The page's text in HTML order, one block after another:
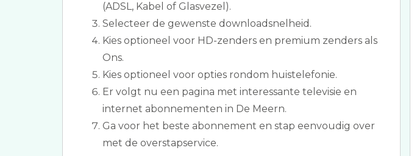
(ADSL, Kabel of Glasvezel).
Selecteer de gewenste downloadsnelheid.
Kies optioneel voor HD-zenders en premium zenders als
Ons.
Kies optioneel voor opties rondom huistelefonie.
Er volgt nu een pagina met interessante televisie en
internet abonnementen in De Meern.
Ga voor het beste abonnement en stap eenvoudig over
met de overstapservice.